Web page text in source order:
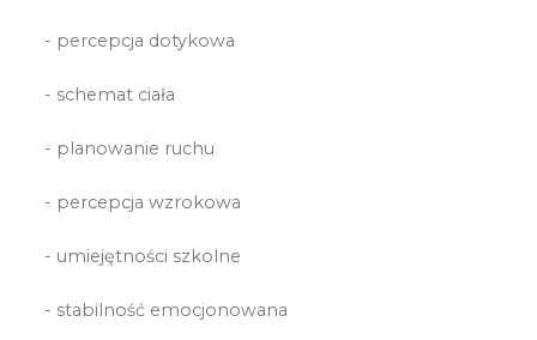
- percepcja dotykowa
- schemat ciała
- planowanie ruchu
- percepcja wzrokowa
- umiejętności szkolne
- stabilność emocjonowana